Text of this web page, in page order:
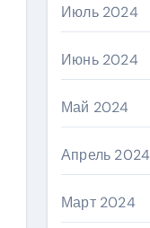
Июль 2024
Июнь 2024
Май 2024
Апрель 2024
Март 2024